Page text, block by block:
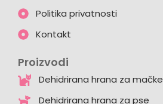
Politika privatnosti
Kontakt
Proizvodi
Dehidrirana hrana za mačke
Dehidrirana hrana za pse